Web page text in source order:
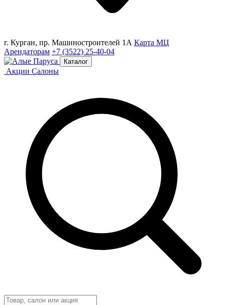
г. Курган, пр. Машиностроителей 1А Карта МЦ
Арендаторам +7 (3522) 25-40-04
Каталог
Акции Салоны